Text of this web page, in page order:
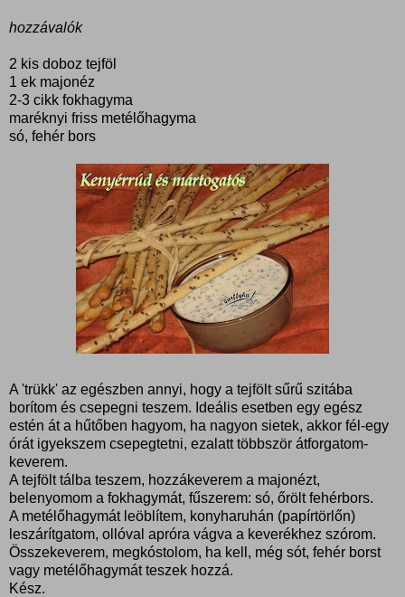
hozzávalók
2 kis doboz tejföl
1 ek majonéz
2-3 cikk fokhagyma
maréknyi friss metélőhagyma
só, fehér bors
A 'trükk' az egészben annyi, hogy a tejfölt sűrű szitába
borítom és csepegni teszem. Ideális esetben egy egész
estén át a hűtőben hagyom, ha nagyon sietek, akkor fél-egy
órát igyekszem csepegtetni, ezalatt többször átforgatom-
keverem.
A tejfölt tálba teszem, hozzákeverem a majonézt,
belenyomom a fokhagymát, fűszerem: só, őrölt fehérbors.
A metélőhagymát leöblítem, konyharuhán (papírtörlőn)
leszárítgatom, ollóval apróra vágva a keverékhez szórom.
Összekeverem, megkóstolom, ha kell, még sót, fehér borst
vagy metélőhagymát teszek hozzá.
Kész.